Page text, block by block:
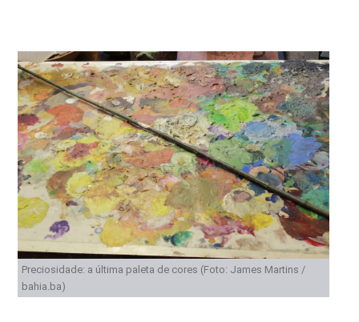
Preciosidade: a última paleta de cores (Foto: James Martins /
bahia.ba)